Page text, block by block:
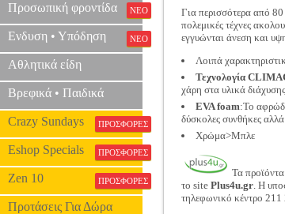
Προσωπική φροντίδα ΝΕΟ
Ενδυση • Υπόδηση ΝΕΟ
Αθλητικά είδη
Βρεφικά • Παιδικά
Crazy Sundays ΠΡΟΣΦΟΡΕΣ
Eshop Specials ΠΡΟΣΦΟΡΕΣ
Zen 10 ΠΡΟΣΦΟΡΕΣ
Προτάσεις Για Δώρα
Για περισσότερα από
πολεμικές τέχνες
εγγυώνται άνεση και
Λοιπά
Τεχνολογία
χάρη στα υλικά
EVA foam:Το
δύσκολες συνθήκες
Χρώμα>Μπλε
Τα
το site Plus4u.gr. Η
τηλεφωνικό κέντρο